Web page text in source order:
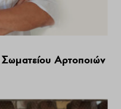
Αρτοποιών